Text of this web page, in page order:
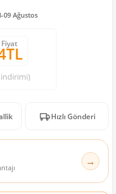
09 Ağustos
Hızlı Gönderi
→